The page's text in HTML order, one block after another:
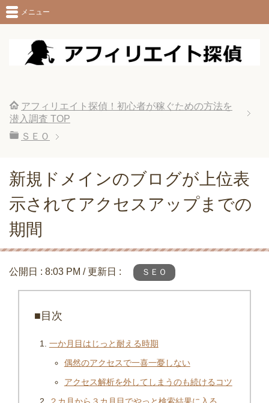
メニュー
アフィリエイト探偵！初心者が稼ぐための方法を
潜入調査 TOP
ＳＥＯ
新規ドメインのブログが上位表
示されてアクセスアップまでの
期間
公開日 : 8:03 PM / 更新日 : ＳＥＯ
■目次
一か月目はじっと耐える時期
偶然のアクセスで一喜一憂しない
アクセス解析を外してしまうのも続けるコツ
２カ月から３カ月目でやっと検索結果に入る